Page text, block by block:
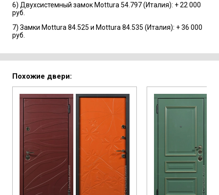
6) Двухсистемный замок Mottura 54.797 (Италия): + 22 000
руб.
7) Замки Mottura 84.525 и Mottura 84.535 (Италия): + 36 000
руб.
Похожие двери: